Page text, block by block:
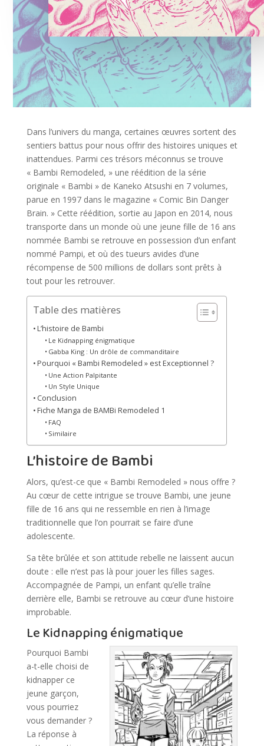
Dans l’univers du manga, certaines œuvres sortent des
sentiers battus pour nous offrir des histoires uniques et
inattendues. Parmi ces trésors méconnus se trouve
« Bambi Remodeled, » une réédition de la série
originale « Bambi » de Kaneko Atsushi en 7 volumes,
parue en 1997 dans le magazine « Comic Bin Danger
Brain. » Cette réédition, sortie au Japon en 2014, nous
transporte dans un monde où une jeune fille de 16 ans
nommée Bambi se retrouve en possession d’un enfant
nommé Pampi, et où des tueurs avides d’une
récompense de 500 millions de dollars sont prêts à
tout pour les retrouver.
Table des matières
L’histoire de Bambi
Le Kidnapping énigmatique
Gabba King : Un drôle de commanditaire
Pourquoi « Bambi Remodeled » est Exceptionnel ?
Une Action Palpitante
Un Style Unique
Conclusion
Fiche Manga de BAMBi Remodeled 1
FAQ
Similaire
L’histoire de Bambi
Alors, qu’est-ce que « Bambi Remodeled » nous offre ?
Au cœur de cette intrigue se trouve Bambi, une jeune
fille de 16 ans qui ne ressemble en rien à l’image
traditionnelle que l’on pourrait se faire d’une
adolescente.
Sa tête brûlée et son attitude rebelle ne laissent aucun
doute : elle n’est pas là pour jouer les filles sages.
Accompagnée de Pampi, un enfant qu’elle traîne
derrière elle, Bambi se retrouve au cœur d’une histoire
improbable.
Le Kidnapping énigmatique
Pourquoi Bambi
a-t-elle choisi de
kidnapper ce
jeune garçon,
vous pourriez
vous demander ?
La réponse à